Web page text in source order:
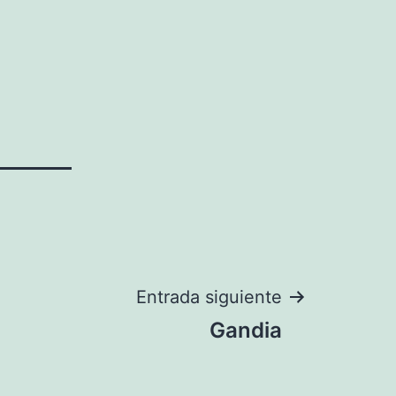
Entrada siguiente
Gandia